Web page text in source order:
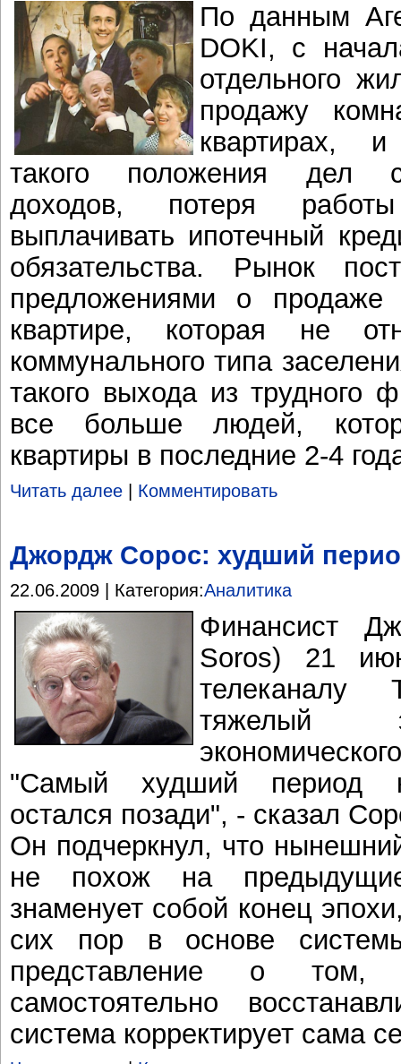
По данным
DOKI, с
отдельного
продажу
квартирах,
такого положения дел
доходов, потеря
выплачивать ипотечный
обязательства. Рынок
предложениями о
квартире, которая не
коммунального типа
такого выхода из трудного
все больше людей,
квартиры в последние 2-4
Читать далее Комментировать
Джордж Сорос: худший
22.06.2009 | Категория:Аналитика
Финансист
Soros) 21
тяжелый
"Самый худший период
остался позади", - сказал
Он подчеркнул, что
не похож на
знаменует собой конец
сих пор в основе
представление о
самостоятельно
система корректирует сама